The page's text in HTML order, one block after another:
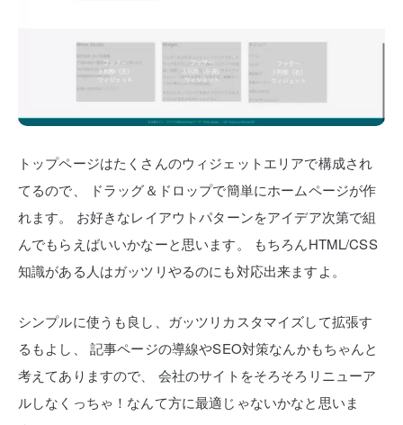
トップページはたくさんのウィジェットエリアで構成され
てるので、
ドラッグ＆ドロップで簡単にホームページが作
れます。
お好きなレイアウトパターンをアイデア次第で組
んでもらえばいいかなーと思います。
もちろんHTML/CSS
知識がある人はガッツリやるのにも対応出来ますよ。
シンプルに使うも良し、ガッツリカスタマイズして拡張す
るもよし、
記事ページの導線やSEO対策なんかもちゃんと
考えてありますので、
会社のサイトをそろそろリニューア
ルしなくっちゃ！なんて方に最適じゃないかなと思いま